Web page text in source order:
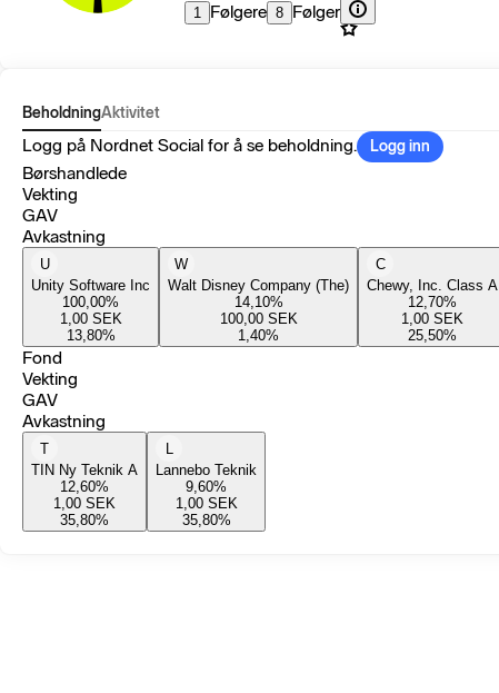
1 Følgere 8 Følger
BeholdningAktivitet
Logg på Nordnet Social for å se beholdning. Logg inn
Børshandlede
Vekting
GAV
Avkastning
U
Unity Software Inc
100,00%
1,00 SEK
13,80%
W
Walt Disney Company (The)
14,10%
100,00 SEK
1,40%
C
Chewy, Inc. Class A
12,70%
1,00 SEK
25,50%
Fond
Vekting
GAV
Avkastning
T
TIN Ny Teknik A
12,60%
1,00 SEK
35,80%
L
Lannebo Teknik
9,60%
1,00 SEK
35,80%